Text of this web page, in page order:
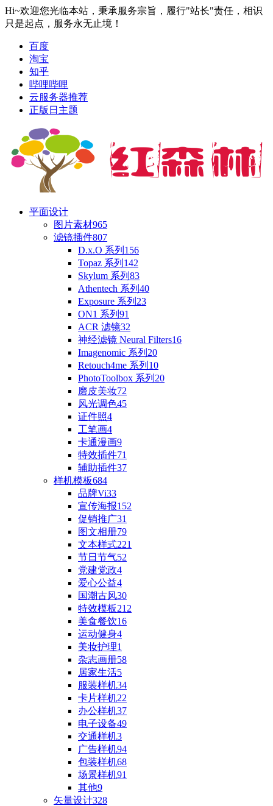
Hi~欢迎您光临本站，秉承服务宗旨，履行"站长"责任，相识
只是起点，服务永无止境！
百度
淘宝
知乎
哔哩哔哩
云服务器推荐
正版日主题
平面设计
图片素材965
滤镜插件807
D.x.O 系列 156
Topaz 系列 142
Skylum 系列 83
Athentech 系列 40
Exposure 系列 23
ON1 系列 91
ACR 滤镜32
神经滤镜 Neural Filters16
Imagenomic 系列 20
Retouch4me 系列 10
PhotoToolbox 系列 20
磨皮美妆72
风光调色45
证件照4
工笔画4
卡通漫画9
特效插件71
辅助插件37
样机模板684
品牌Vi33
宣传海报152
促销推广31
图文相册79
文本样式221
节日节气52
党建党政4
爱心公益4
国潮古风30
特效模板212
美食餐饮16
运动健身4
美妆护理1
杂志画册58
居家生活5
服装样机34
卡片样机22
办公样机37
电子设备49
交通样机3
广告样机94
包装样机68
场景样机91
其他9
矢量设计328